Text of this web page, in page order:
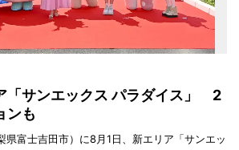
「サンエックス パラダイス」 2
ンも
県富士吉田市）に8月1日、新エリア「サンエッ